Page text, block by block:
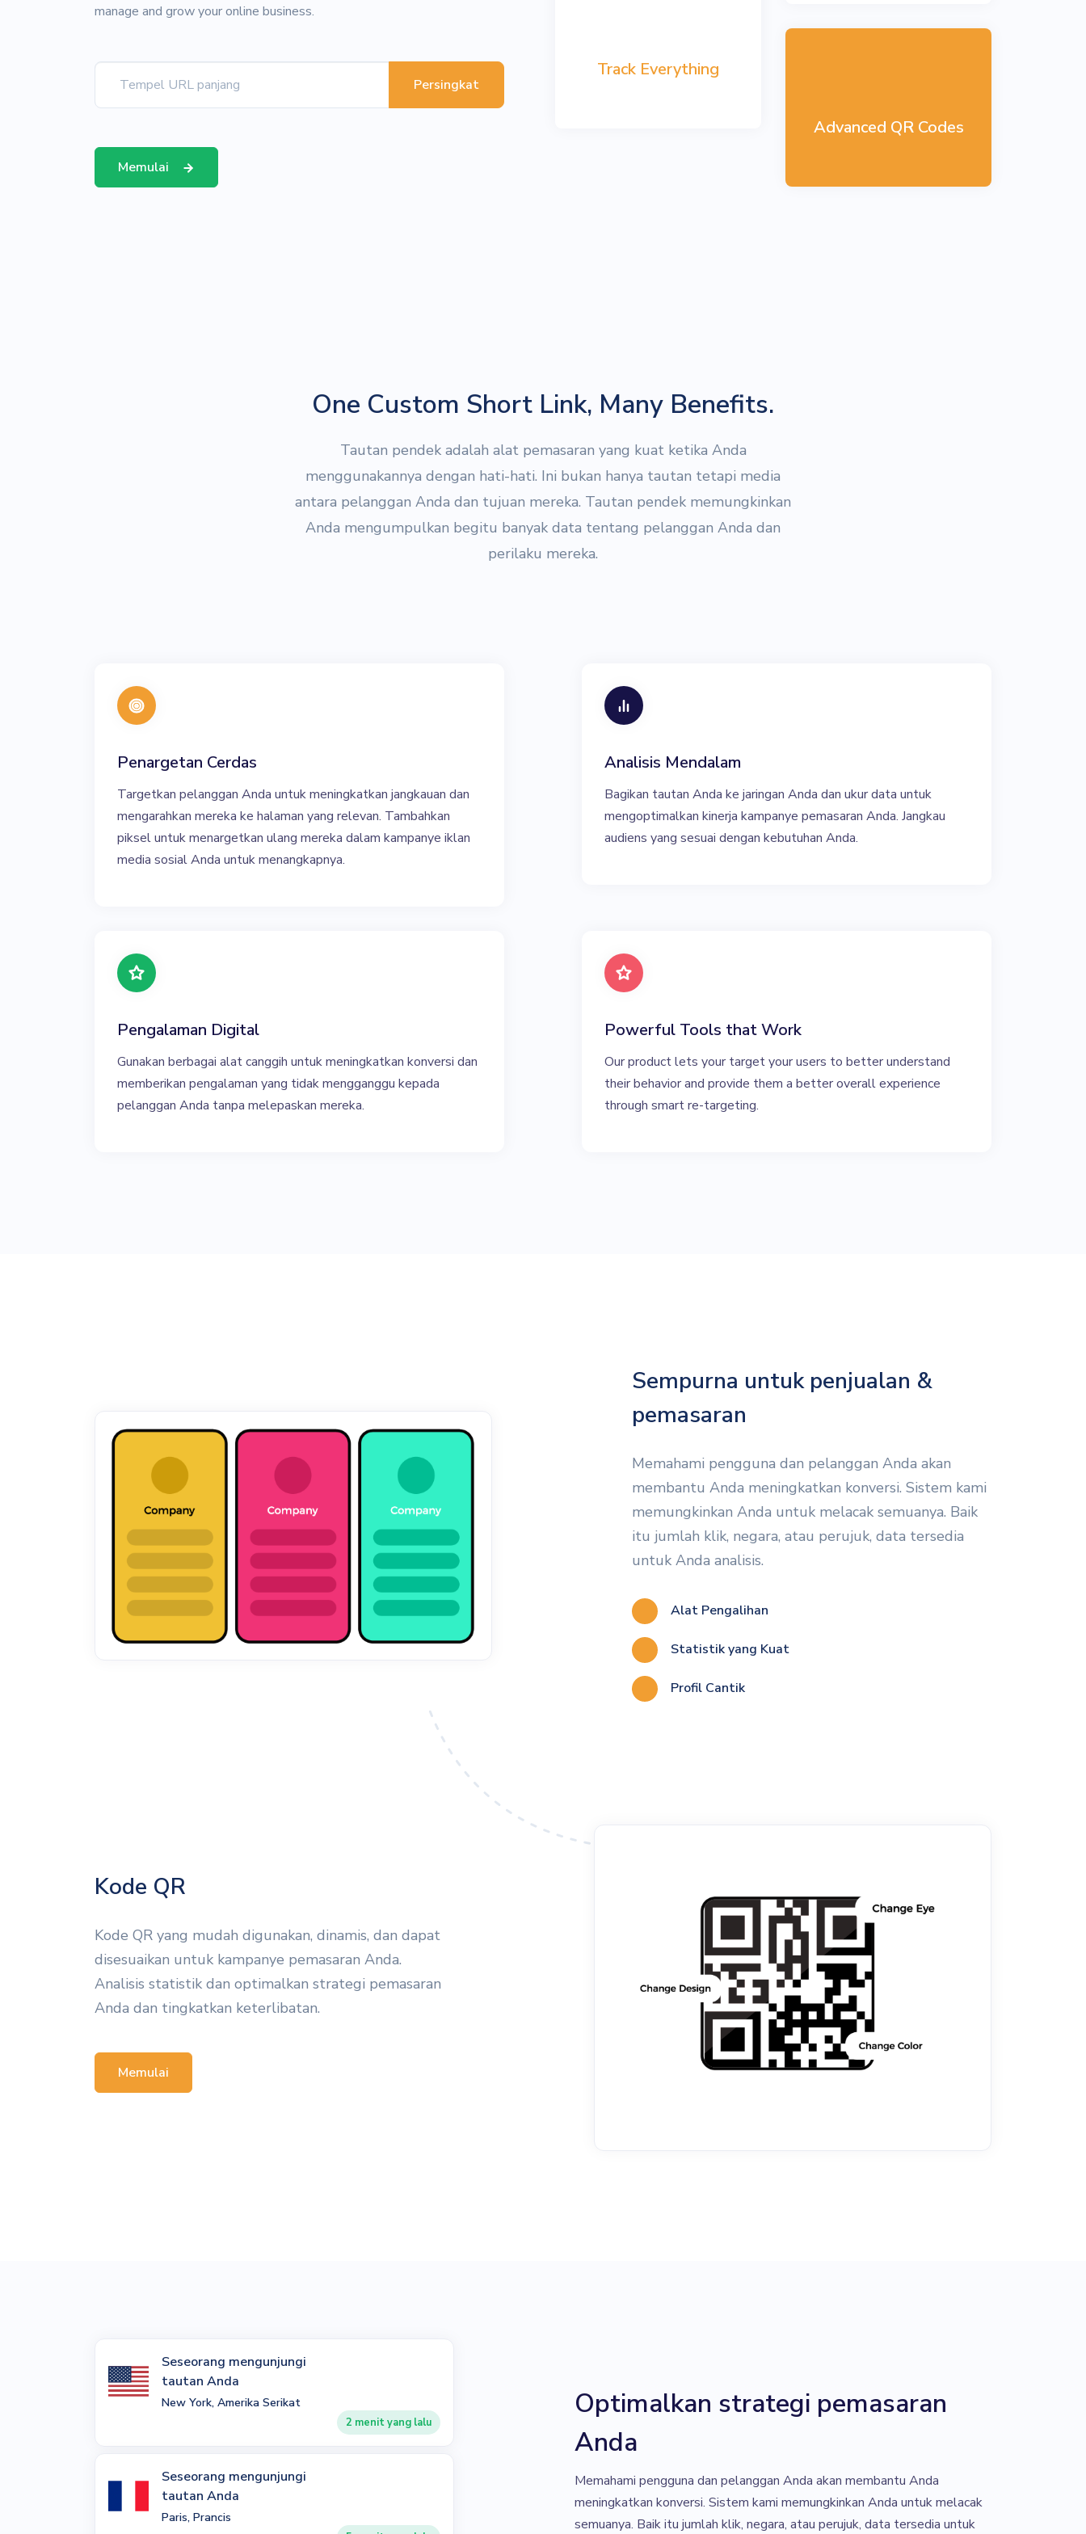
Track Everything
Advanced QR Codes
manage and grow your online business.
Persingkat
Memulai
One Custom Short Link, Many Benefits.
Tautan pendek adalah alat pemasaran yang kuat ketika Anda
menggunakannya dengan hati-hati. Ini bukan hanya tautan tetapi media
antara pelanggan Anda dan tujuan mereka. Tautan pendek memungkinkan
Anda mengumpulkan begitu banyak data tentang pelanggan Anda dan
perilaku mereka.
Penargetan Cerdas
Targetkan pelanggan Anda untuk meningkatkan jangkauan dan
mengarahkan mereka ke halaman yang relevan. Tambahkan
piksel untuk menargetkan ulang mereka dalam kampanye iklan
media sosial Anda untuk menangkapnya.
Analisis Mendalam
Bagikan tautan Anda ke jaringan Anda dan ukur data untuk
mengoptimalkan kinerja kampanye pemasaran Anda. Jangkau
audiens yang sesuai dengan kebutuhan Anda.
Pengalaman Digital
Gunakan berbagai alat canggih untuk meningkatkan konversi dan
memberikan pengalaman yang tidak mengganggu kepada
pelanggan Anda tanpa melepaskan mereka.
Powerful Tools that Work
Our product lets your target your users to better understand
their behavior and provide them a better overall experience
through smart re-targeting.
Sempurna untuk penjualan &
pemasaran
Memahami pengguna dan pelanggan Anda akan
membantu Anda meningkatkan konversi. Sistem kami
memungkinkan Anda untuk melacak semuanya. Baik
itu jumlah klik, negara, atau perujuk, data tersedia
untuk Anda analisis.
Alat Pengalihan
Statistik yang Kuat
Profil Cantik
Kode QR
Kode QR yang mudah digunakan, dinamis, dan dapat
disesuaikan untuk kampanye pemasaran Anda.
Analisis statistik dan optimalkan strategi pemasaran
Anda dan tingkatkan keterlibatan.
Memulai
Seseorang mengunjungi
tautan Anda
New York, Amerika Serikat
2 menit yang lalu
Seseorang mengunjungi
tautan Anda
Paris, Prancis
Optimalkan strategi pemasaran
Anda
Memahami pengguna dan pelanggan Anda akan membantu Anda
meningkatkan konversi. Sistem kami memungkinkan Anda untuk melacak
semuanya. Baik itu jumlah klik, negara, atau perujuk, data tersedia untuk